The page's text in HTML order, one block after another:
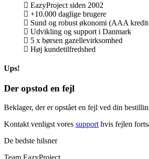
EazyProject siden 2002
+10.000 daglige brugere
Sund og robust økonomi (AAA
Udvikling og support i Danmark
5 x børsen gazellevirksomhed
Høj kundetilfredshed
Ups!
Der opstod en fejl
Beklager, der er opstået en fejl ved din
Kontakt venligst vores support hvis fejlen
De bedste hilsner
Team EazyProject